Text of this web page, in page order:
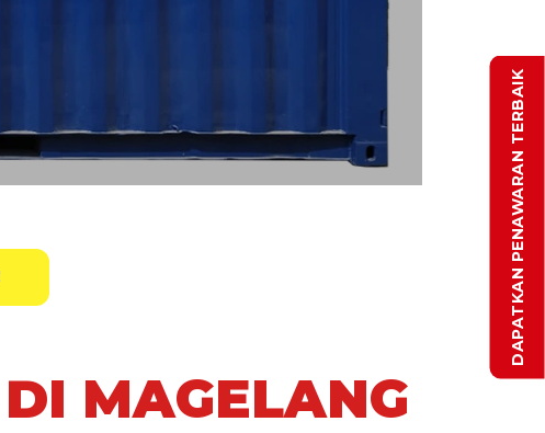
DAPATKAN PENAWARAN TERBAIK
MAGELANG